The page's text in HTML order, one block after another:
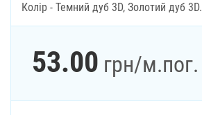
Колір - Темний дуб 3D, Золотий дуб 3D.
53.00 грн/м.пог.